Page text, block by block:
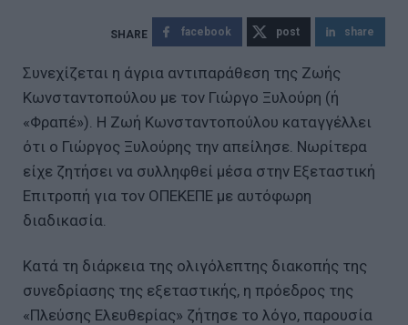
facebook post share
Συνεχίζεται η άγρια αντιπαράθεση της Ζωής
Κωνσταντοπούλου με τον Γιώργο Ξυλούρη (ή
«Φραπέ»). Η Ζωή Κωνσταντοπούλου καταγγέλλει
ότι ο Γιώργος Ξυλούρης την απείλησε. Νωρίτερα
είχε ζητήσει να συλληφθεί μέσα στην Εξεταστική
Επιτροπή για τον ΟΠΕΚΕΠΕ με αυτόφωρη
διαδικασία.
Κατά τη διάρκεια της ολιγόλεπτης διακοπής της
συνεδρίασης της εξεταστικής, η πρόεδρος της
«Πλεύσης Ελευθερίας» ζήτησε το λόγο, παρουσία